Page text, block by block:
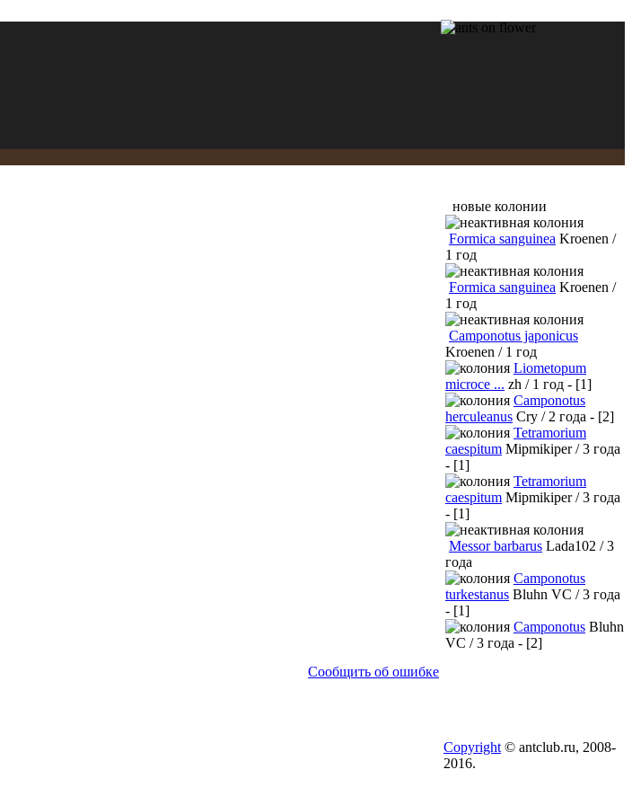
Сообщить об ошибке
новые колонии
Formica sanguinea Kroenen /
1 год
Formica sanguinea Kroenen /
1 год
Camponotus japonicus
Kroenen / 1 год
Liometopum
microce ... zh / 1 год - [1]
Camponotus
herculeanus Cry / 2 года - [2]
Tetramorium
caespitum Mipmikiper / 3 года
- [1]
Tetramorium
caespitum Mipmikiper / 3 года
- [1]
Messor barbarus Lada102 / 3
года
Camponotus
turkestanus Bluhn VC / 3 года
- [1]
Camponotus Bluhn
VC / 3 года - [2]
Copyright © antclub.ru, 2008-
2016.